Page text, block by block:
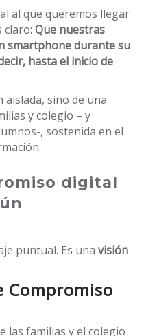
al que queremos llegar
claro: Que nuestras
smartphone durante su
hasta el inicio de
sino de una
y colegio – y
, sostenida en el
digital
puntual. Es una visión
Compromiso
las familias y el colegio